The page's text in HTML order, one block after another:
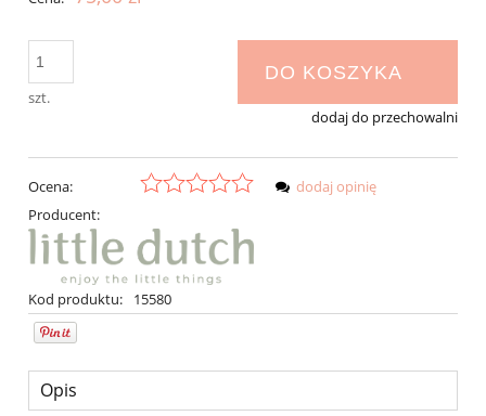
szt.
DO KOSZYKA
dodaj do przechowalni
Ocena:
Producent:
Kod produktu: 15580
dodaj opinię
Opis